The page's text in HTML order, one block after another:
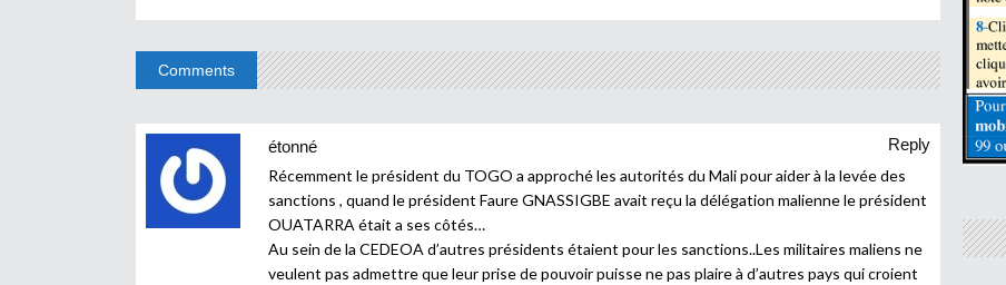
Comments
étonné
Reply
Récemment le président du TOGO a approché les autorités du Mali pour aider à la levée des
sanctions , quand le président Faure GNASSIGBE avait reçu la délégation malienne le président
OUATARRA était a ses côtés…
Au sein de la CEDEOA d’autres présidents étaient pour les sanctions..Les militaires maliens ne
veulent pas admettre que leur prise de pouvoir puisse ne pas plaire à d’autres pays qui croient